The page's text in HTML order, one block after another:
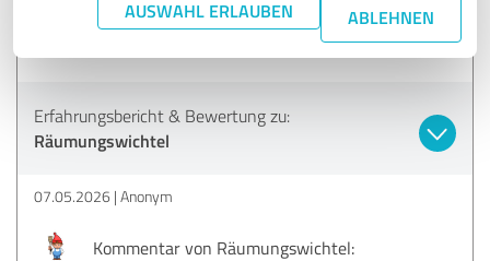
AUSWAHL ERLAUBEN ABLEHNEN
empfehlen Räumungswichtel auf alle Fälle weiter!
Erfahrungsbericht & Bewertung zu:
Räumungswichtel
07.05.2026 Anonym
Kommentar von Räumungswichtel: